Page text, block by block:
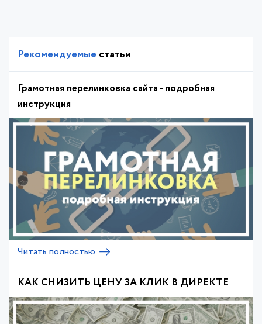
Рекомендуемыестатьи
Грамотная перелинковка сайта - подробная
инструкция
Читать полностью
КАК СНИЗИТЬ ЦЕНУ ЗА КЛИК В ДИРЕКТЕ